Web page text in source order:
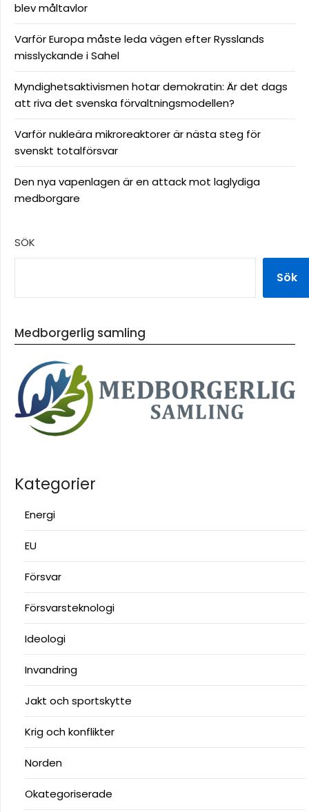
blev måltavlor
Varför Europa måste leda vägen efter Rysslands
misslyckande i Sahel
Myndighetsaktivismen hotar demokratin: Är det dags
att riva det svenska förvaltningsmodellen?
Varför nukleära mikroreaktorer är nästa steg för
svenskt totalförsvar
Den nya vapenlagen är en attack mot laglydiga
medborgare
SÖK
Sök
Medborgerlig samling
Kategorier
Energi
EU
Försvar
Försvarsteknologi
Ideologi
Invandring
Jakt och sportskytte
Krig och konflikter
Norden
Okategoriserade